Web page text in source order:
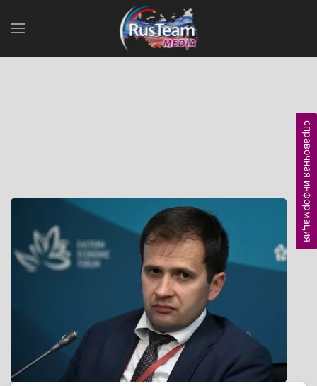
справочная информация